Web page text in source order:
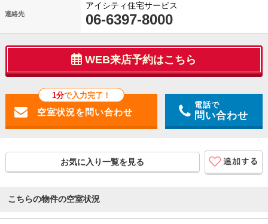
連絡先
アイシティ住宅サービス
06-6397-8000
WEB来店予約はこちら
1分で入力完了！
電話で
問い合わせ
お気に入り一覧を見る
こちらの物件の空室状況